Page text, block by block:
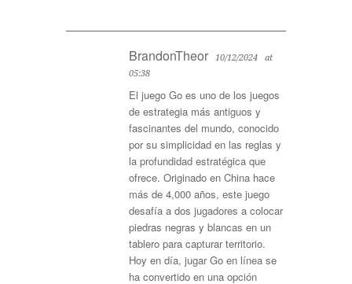
BrandonTheor 10/12/2024
at
05:38
El juego Go es uno de los juegos
de estrategia más antiguos y
fascinantes del mundo, conocido
por su simplicidad en las reglas y
la profundidad estratégica que
ofrece. Originado en China hace
más de 4,000 años, este juego
desafía a dos jugadores a colocar
piedras negras y blancas en un
tablero para capturar territorio.
Hoy en día, jugar Go en línea se
ha convertido en una opción